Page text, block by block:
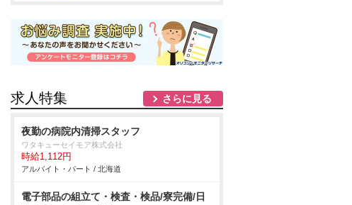
求人特集 さらに見る
夜勤の病院内清掃スタッフ
ワタキューセイモア株式会社
時給1,112円
アルバイト・パート / 北海道
電子部品の組立て・検査・検品/寮完備/日